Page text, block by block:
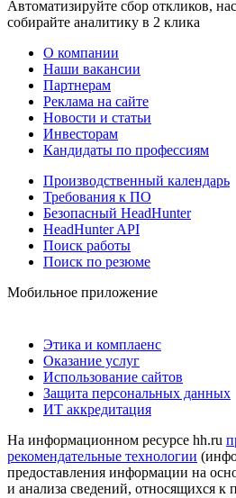
Автоматизируйте сбор откликов,
собирайте аналитику в 2 клика
О компании
Наши вакансии
Партнерам
Реклама на сайте
Новости и статьи
Инвесторам
Кандидаты по профессиям
Производственный календарь
Требования к ПО
Безопасный HeadHunter
HeadHunter API
Поиск работы
Поиск по резюме
Мобильное приложение
Этика и комплаенс
Оказание услуг
Использование сайтов
Защита персональных данных
ИТ аккредитация
На информационном ресурсе hh.ru
рекомендательные технологии
предоставления информации на
и анализа сведений, относящихся к